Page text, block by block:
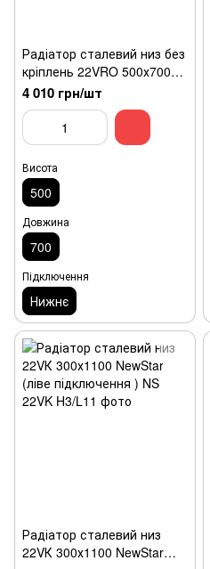
Радіатор сталевий низ без
кріплень 22VRO 500х700
NewStar
4 010 грн/шт
Висота
500
Довжина
700
Підключення
Нижнє
Радіатор сталевий низ
22VК 300х1100 NewStar